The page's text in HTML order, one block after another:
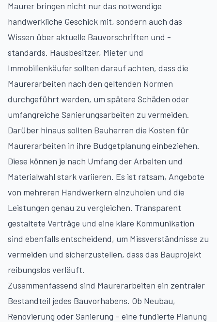
Maurer bringen nicht nur das notwendige
handwerkliche Geschick mit, sondern auch das
Wissen über aktuelle Bauvorschriften und -
standards. Hausbesitzer, Mieter und
Immobilienkäufer sollten darauf achten, dass die
Maurerarbeiten nach den geltenden Normen
durchgeführt werden, um spätere Schäden oder
umfangreiche Sanierungsarbeiten zu vermeiden.
Darüber hinaus sollten Bauherren die Kosten für
Maurerarbeiten in ihre Budgetplanung einbeziehen.
Diese können je nach Umfang der Arbeiten und
Materialwahl stark variieren. Es ist ratsam, Angebote
von mehreren Handwerkern einzuholen und die
Leistungen genau zu vergleichen. Transparent
gestaltete Verträge und eine klare Kommunikation
sind ebenfalls entscheidend, um Missverständnisse zu
vermeiden und sicherzustellen, dass das Bauprojekt
reibungslos verläuft.
Zusammenfassend sind Maurerarbeiten ein zentraler
Bestandteil jedes Bauvorhabens. Ob Neubau,
Renovierung oder Sanierung – eine fundierte Planung